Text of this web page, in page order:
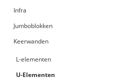
Infra
Jumboblokken
Keerwanden
L-elementen
U-Elementen